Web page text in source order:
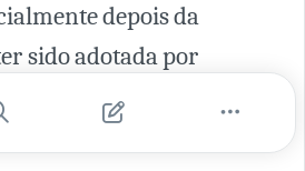
depois da
sido adotada por
ao redor do